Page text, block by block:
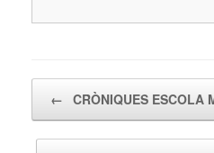
← CRÒNIQUES ESCOLA